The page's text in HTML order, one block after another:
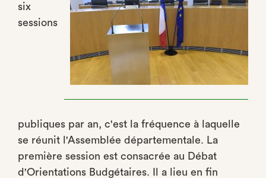
six
sessions
publiques par an, c'est la fréquence à laquelle
se réunit l'Assemblée départementale. La
première session est consacrée au Débat
d'Orientations Budgétaires. Il a lieu en fin